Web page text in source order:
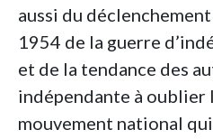
aussi du
1954 de la guerre
et de la tendance des
indépendante à oublier
mouvement national